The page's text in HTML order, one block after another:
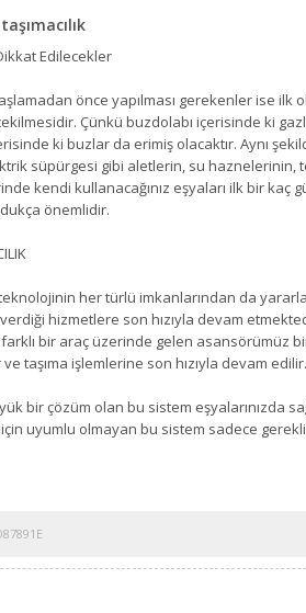
Edilecekler
önce yapılması gerekenler ise ilk
Çünkü buzdolabı içerisinde ki
ki buzlar da erimiş olacaktır. Aynı
süpürgesi gibi aletlerin, su haznelerinin,
kendi kullanacağınız eşyaları ilk bir kaç
önemlidir.
her türlü imkanlarından da
hizmetlere son hızıyla devam
bir araç üzerinde gelen asansörümüz
taşıma işlemlerine son hızıyla devam edilir.
bir çözüm olan bu sistem eşyalarınızda
uyumlu olmayan bu sistem sadece